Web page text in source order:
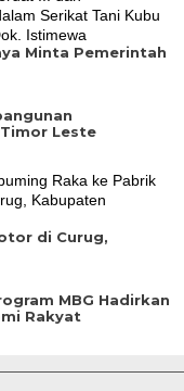
Minta Pemerintah
Leste
di Curug,
MBG Hadirkan
Rakyat
Program Makan Bergizi